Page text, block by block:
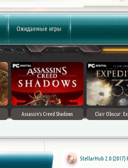
Ожидаемые игры
Assassin's Creed Shadows Clair Obscur:
StellarHub 2.0 (2017)